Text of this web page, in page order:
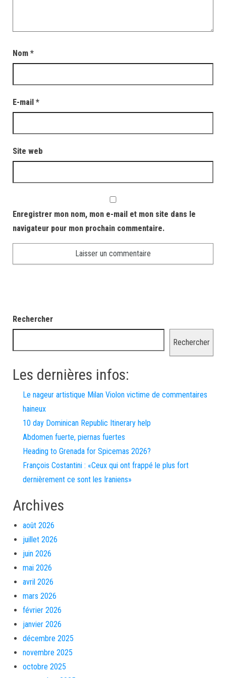
Nom *
E-mail *
Site web
Enregistrer mon nom, mon e-mail et mon site dans le
navigateur pour mon prochain commentaire.
Rechercher
Rechercher
Les dernières infos:
Le nageur artistique Milan Violon victime de commentaires
haineux
10 day Dominican Republic Itinerary help
Abdomen fuerte, piernas fuertes
Heading to Grenada for Spicemas 2026?
François Costantini : «Ceux qui ont frappé le plus fort
dernièrement ce sont les Iraniens»
Archives
août 2026
juillet 2026
juin 2026
mai 2026
avril 2026
mars 2026
février 2026
janvier 2026
décembre 2025
novembre 2025
octobre 2025